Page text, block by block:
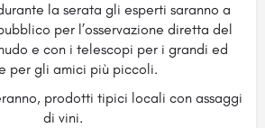
la serata gli esperti saranno a
per l’osservazione diretta del
e con i telescopi per i grandi ed
per gli amici più piccoli.
prodotti tipici locali con assaggi
di vini.